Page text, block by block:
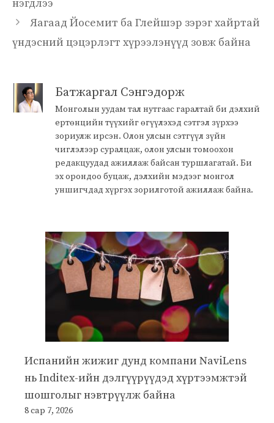
нэгдлээ
Яагаад Йосемит ба Глейшэр зэрэг хайртай
үндэсний цэцэрлэгт хүрээлэнүүд зовж байна
Батжаргал Сэнгэдорж
Монголын уудам тал нутгаас гаралтай би дэлхий
ертөнцийн түүхийг өгүүлэхэд сэтгэл зүрхээ
зориулж ирсэн. Олон улсын сэтгүүл зүйн
чиглэлээр суралцаж, олон улсын томоохон
редакцуудад ажиллаж байсан туршлагатай. Би
эх орондоо буцаж, дэлхийн мэдээг монгол
уншигчдад хүргэх зорилготой ажиллаж байна.
Испанийн жижиг дунд компани NaviLens
нь Inditex-ийн дэлгүүрүүдэд хүртээмжтэй
шошголыг нэвтрүүлж байна
8 сар 7, 2026